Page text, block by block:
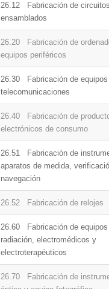
26.12 Fabricación de
ensamblados
26.20 Fabricación de
equipos periféricos
26.30 Fabricación de equipos
telecomunicaciones
26.40 Fabricación de
electrónicos de consumo
26.51 Fabricación de
aparatos de medida,
navegación
26.52 Fabricación de relojes
26.60 Fabricación de equipos
radiación, electromédicos y
electroterapéuticos
26.70 Fabricación de